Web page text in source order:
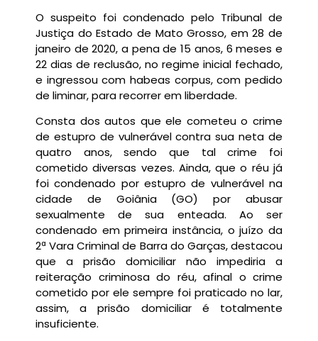
O suspeito foi condenado pelo Tribunal de
Justiça do Estado de Mato Grosso, em 28 de
janeiro de 2020, a pena de 15 anos, 6 meses e
22 dias de reclusão, no regime inicial fechado,
e ingressou com habeas corpus, com pedido
de liminar, para recorrer em liberdade.
Consta dos autos que ele cometeu o crime
de estupro de vulnerável contra sua neta de
quatro anos, sendo que tal crime foi
cometido diversas vezes. Ainda, que o réu já
foi condenado por estupro de vulnerável na
cidade de Goiânia (GO) por abusar
sexualmente de sua enteada. Ao ser
condenado em primeira instância, o juízo da
2ª Vara Criminal de Barra do Garças, destacou
que a prisão domiciliar não impediria a
reiteração criminosa do réu, afinal o crime
cometido por ele sempre foi praticado no lar,
assim, a prisão domiciliar é totalmente
insuficiente.